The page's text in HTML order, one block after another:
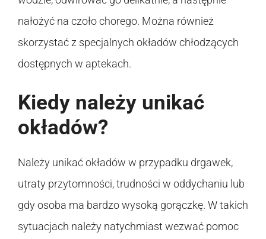
nałożyć na czoło chorego. Można również
skorzystać z specjalnych okładów chłodzących
dostępnych w aptekach.
Kiedy należy unikać
okładów?
Należy unikać okładów w przypadku drgawek,
utraty przytomności, trudności w oddychaniu lub
gdy osoba ma bardzo wysoką gorączkę. W takich
sytuacjach należy natychmiast wezwać pomoc